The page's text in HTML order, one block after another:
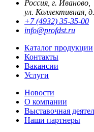
Россия, г. Иваново,
ул. Коллективная,
+7 (4932) 35-35-00
info@profdst.ru
Каталог продукции
Контакты
Вакансии
Услуги
Новости
О компании
Выставочная
Наши партнеры